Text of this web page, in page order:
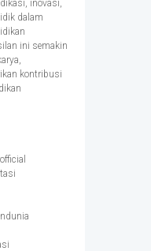
inovasi,
dalam
ini semakin
kontribusi